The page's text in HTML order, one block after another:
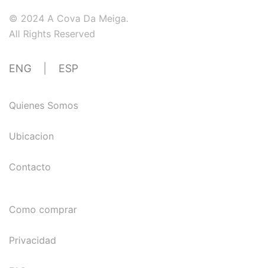
© 2024 A Cova Da Meiga.
All Rights Reserved
ENG ESP
Quienes Somos
Ubicacion
Contacto
Como comprar
Privacidad